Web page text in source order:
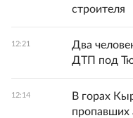
строителя
12:21
Два
ДТП под
12:14
В горах
пропавших